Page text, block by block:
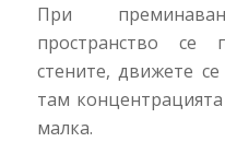
При
пространство се
стените, движете
там
малка.